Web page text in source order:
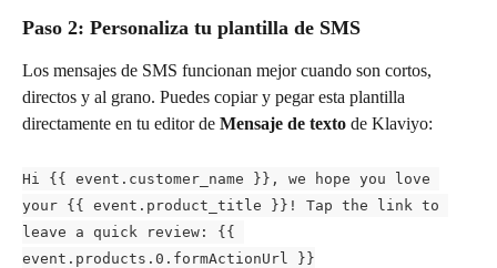
Paso 2: Personaliza tu plantilla de SMS
Los mensajes de SMS funcionan mejor cuando son cortos,
directos y al grano. Puedes copiar y pegar esta plantilla
directamente en tu editor de Mensaje de texto de Klaviyo:
Hi {{ event.customer_name }}, we hope you love
your {{ event.product_title }}! Tap the link to
leave a quick review: {{
event.products.0.formActionUrl }}